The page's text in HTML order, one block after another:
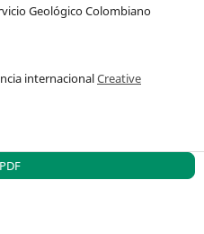
Geológico Colombiano
internacionalCreative
PDF